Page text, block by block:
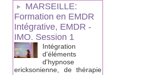
MARSEILLE:
Formation en EMDR
Intégrative, EMDR -
IMO. Session 1
Intégration
d'éléments
d'hypnose
ericksonienne, de thérapie